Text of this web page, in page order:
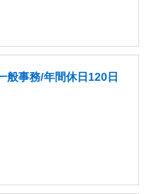
般事務/年間休日120日